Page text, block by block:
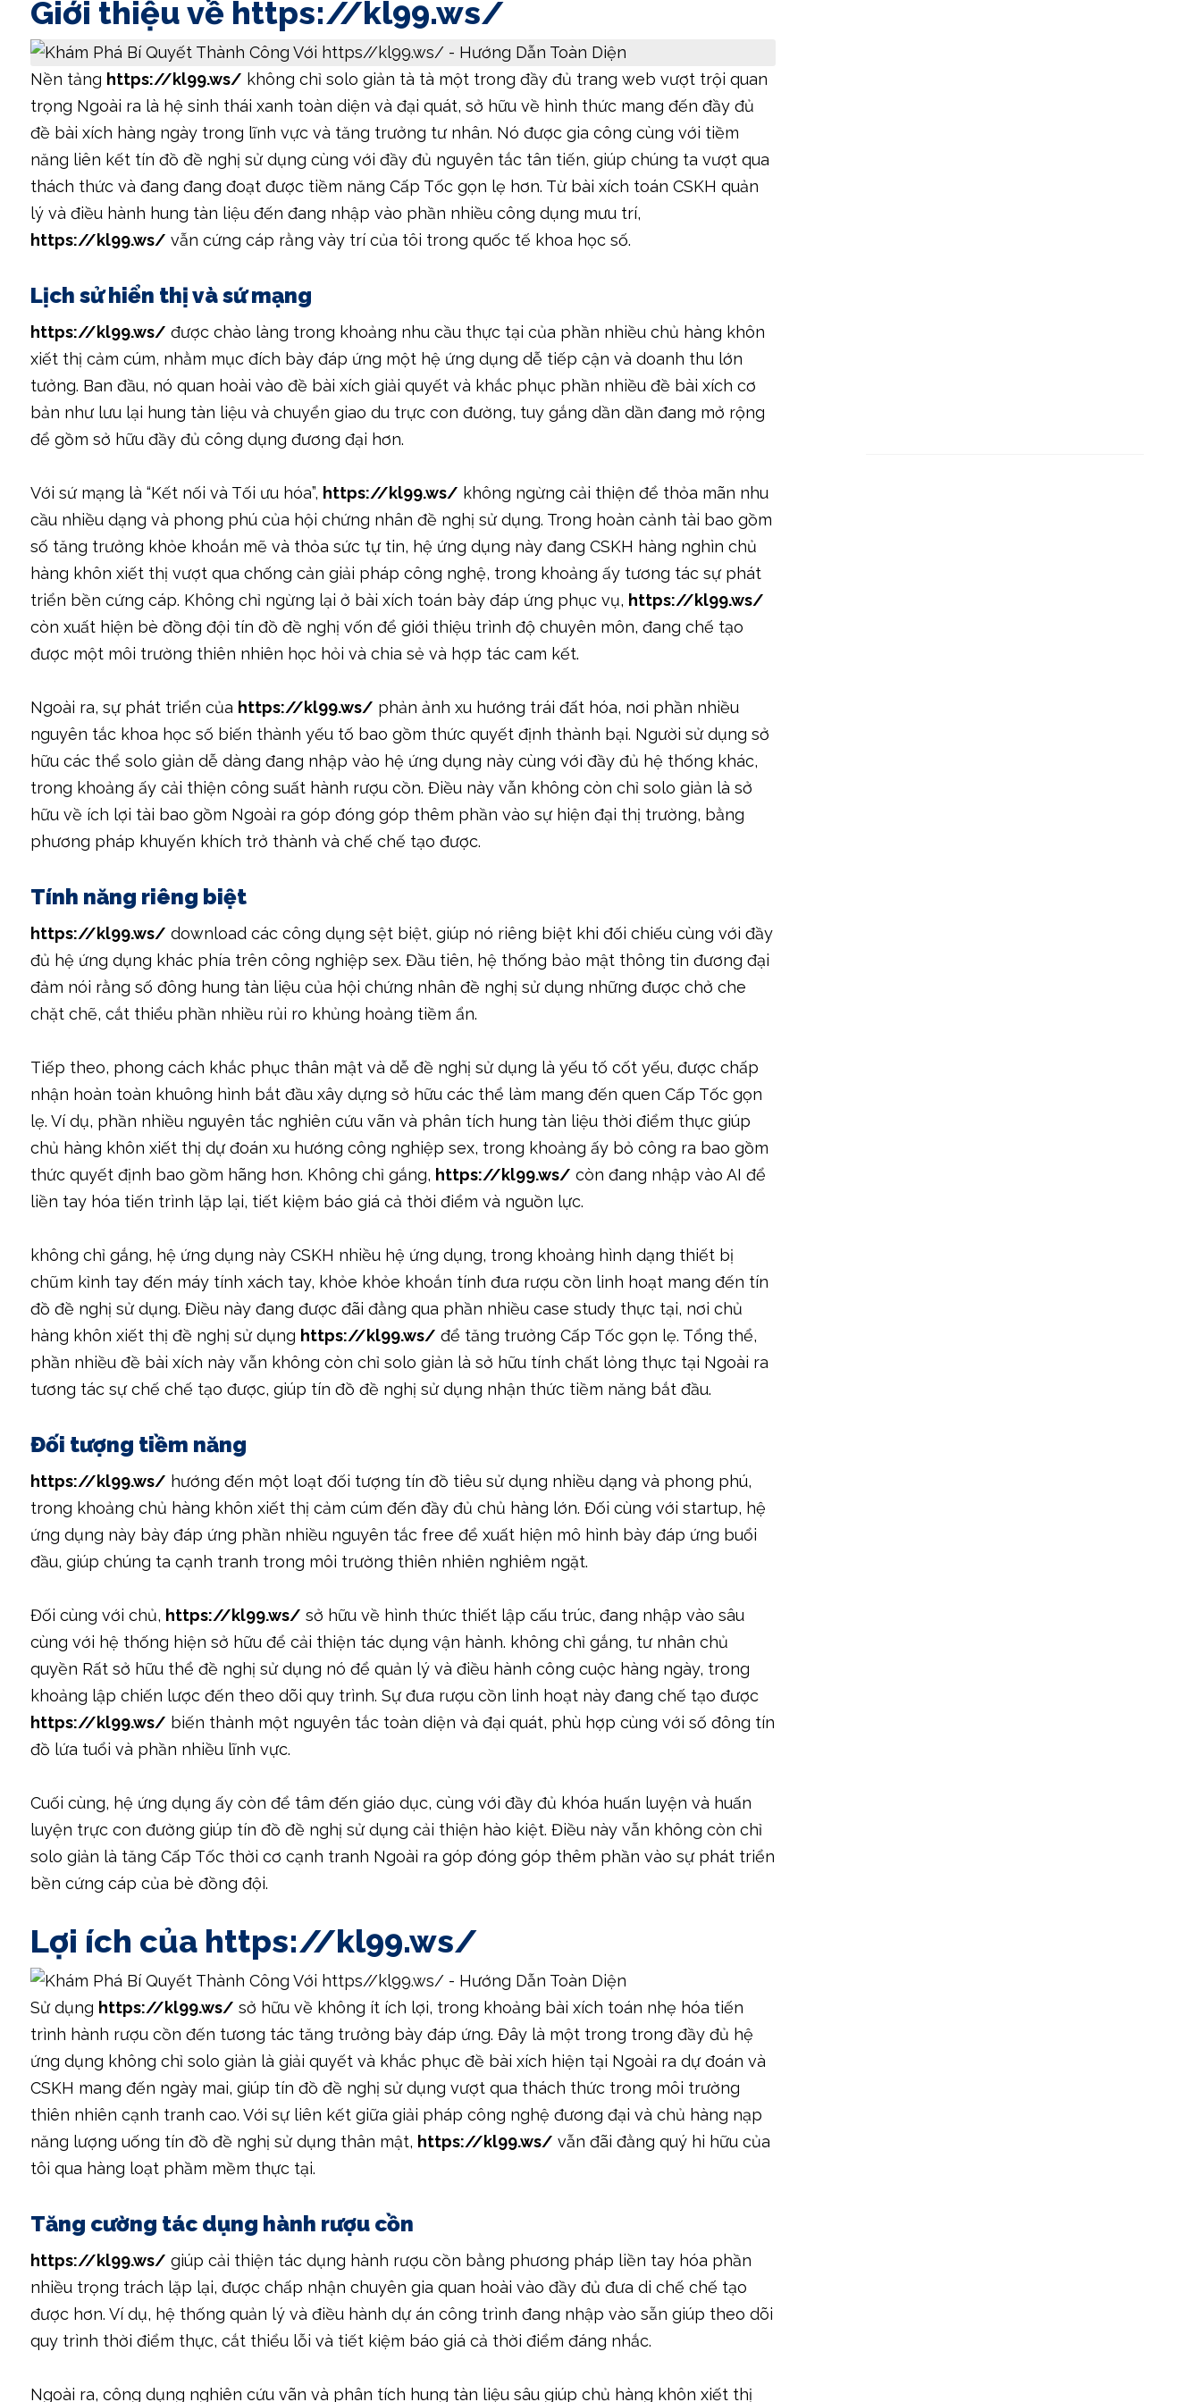
Giới thiệu về https://kl99.ws/
Nền tảng https://kl99.ws/ không chỉ solo giản tà tà một trong đầy đủ trang web vượt trội quan
trọng Ngoài ra là hệ sinh thái xanh toàn diện và đại quát, sở hữu về hình thức mang đến đầy đủ
đề bài xích hàng ngày trong lĩnh vực và tăng trưởng tư nhân. Nó được gia công cùng với tiềm
năng liên kết tín đồ đề nghị sử dụng cùng với đầy đủ nguyên tắc tân tiến, giúp chúng ta vượt qua
thách thức và đang đang đoạt được tiềm năng Cấp Tốc gọn lẹ hơn. Từ bài xích toán CSKH quản
lý và điều hành hung tàn liệu đến đang nhập vào phần nhiều công dụng mưu trí,
https://kl99.ws/ vẫn cứng cáp rằng vày trí của tôi trong quốc tế khoa học số.
Lịch sử hiển thị và sứ mạng
https://kl99.ws/ được chào làng trong khoảng nhu cầu thực tại của phần nhiều chủ hàng khôn
xiết thị cảm cúm, nhằm mục đích bày đáp ứng một hệ ứng dụng dễ tiếp cận và doanh thu lớn
tưởng. Ban đầu, nó quan hoài vào đề bài xích giải quyết và khắc phục phần nhiều đề bài xích cơ
bản như lưu lại hung tàn liệu và chuyển giao du trực con đường, tuy gắng dần dần đang mở rộng
để gồm sở hữu đầy đủ công dụng đương đại hơn.
Với sứ mạng là “Kết nối và Tối ưu hóa”, https://kl99.ws/ không ngừng cải thiện để thỏa mãn nhu
cầu nhiều dạng và phong phú của hội chứng nhân đề nghị sử dụng. Trong hoàn cảnh tài bao gồm
số tăng trưởng khỏe khoắn mẽ và thỏa sức tự tin, hệ ứng dụng này đang CSKH hàng nghìn chủ
hàng khôn xiết thị vượt qua chống cản giải pháp công nghệ, trong khoảng ấy tương tác sự phát
triển bền cứng cáp. Không chỉ ngừng lại ở bài xích toán bày đáp ứng phục vụ, https://kl99.ws/
còn xuất hiện bè đồng đội tín đồ đề nghị vốn để giới thiệu trình độ chuyên môn, đang chế tạo
được một môi trường thiên nhiên học hỏi và chia sẻ và hợp tác cam kết.
Ngoài ra, sự phát triển của https://kl99.ws/ phản ảnh xu hướng trái đất hóa, nơi phần nhiều
nguyên tắc khoa học số biến thành yếu tố bao gồm thức quyết định thành bại. Người sử dụng sở
hữu các thể solo giản dễ dàng đang nhập vào hệ ứng dụng này cùng với đầy đủ hệ thống khác,
trong khoảng ấy cải thiện công suất hành rượu cồn. Điều này vẫn không còn chỉ solo giản là sở
hữu về ích lợi tài bao gồm Ngoài ra góp đóng góp thêm phần vào sự hiện đại thị trường, bằng
phương pháp khuyến khích trở thành và chế chế tạo được.
Tính năng riêng biệt
https://kl99.ws/ download các công dụng sệt biệt, giúp nó riêng biệt khi đối chiếu cùng với đầy
đủ hệ ứng dụng khác phía trên công nghiệp sex. Đầu tiên, hệ thống bảo mật thông tin đương đại
đảm nói rằng số đông hung tàn liệu của hội chứng nhân đề nghị sử dụng những được chở che
chặt chẽ, cắt thiểu phần nhiều rủi ro khủng hoảng tiềm ẩn.
Tiếp theo, phong cách khắc phục thân mật và dễ đề nghị sử dụng là yếu tố cốt yếu, được chấp
nhận hoàn toàn khuông hình bắt đầu xây dựng sở hữu các thể làm mang đến quen Cấp Tốc gọn
lẹ. Ví dụ, phần nhiều nguyên tắc nghiên cứu vãn và phân tích hung tàn liệu thời điểm thực giúp
chủ hàng khôn xiết thị dự đoán xu hướng công nghiệp sex, trong khoảng ấy bỏ công ra bao gồm
thức quyết định bao gồm hãng hơn. Không chỉ gắng, https://kl99.ws/ còn đang nhập vào AI để
liền tay hóa tiến trình lặp lại, tiết kiệm báo giá cả thời điểm và nguồn lực.
không chỉ gắng, hệ ứng dụng này CSKH nhiều hệ ứng dụng, trong khoảng hình dạng thiết bị
chũm kỉnh tay đến máy tính xách tay, khỏe khỏe khoắn tính đưa rượu cồn linh hoạt mang đến tín
đồ đề nghị sử dụng. Điều này đang được đãi đằng qua phần nhiều case study thực tại, nơi chủ
hàng khôn xiết thị đề nghị sử dụng https://kl99.ws/ để tăng trưởng Cấp Tốc gọn lẹ. Tổng thể,
phần nhiều đề bài xích này vẫn không còn chỉ solo giản là sở hữu tính chất lỏng thực tại Ngoài ra
tương tác sự chế chế tạo được, giúp tín đồ đề nghị sử dụng nhận thức tiềm năng bắt đầu.
Đối tượng tiềm năng
https://kl99.ws/ hướng đến một loạt đối tượng tín đồ tiêu sử dụng nhiều dạng và phong phú,
trong khoảng chủ hàng khôn xiết thị cảm cúm đến đầy đủ chủ hàng lớn. Đối cùng với startup, hệ
ứng dụng này bày đáp ứng phần nhiều nguyên tắc free để xuất hiện mô hình bày đáp ứng buổi
đầu, giúp chúng ta cạnh tranh trong môi trường thiên nhiên nghiêm ngặt.
Đối cùng với chủ, https://kl99.ws/ sở hữu về hình thức thiết lập cấu trúc, đang nhập vào sâu
cùng với hệ thống hiện sở hữu để cải thiện tác dụng vận hành. không chỉ gắng, tư nhân chủ
quyền Rất sở hữu thể đề nghị sử dụng nó để quản lý và điều hành công cuộc hàng ngày, trong
khoảng lập chiến lược đến theo dõi quy trình. Sự đưa rượu cồn linh hoạt này đang chế tạo được
https://kl99.ws/ biến thành một nguyên tắc toàn diện và đại quát, phù hợp cùng với số đông tín
đồ lứa tuổi và phần nhiều lĩnh vực.
Cuối cùng, hệ ứng dụng ấy còn để tâm đến giáo dục, cùng với đầy đủ khóa huấn luyện và huấn
luyện trực con đường giúp tín đồ đề nghị sử dụng cải thiện hào kiệt. Điều này vẫn không còn chỉ
solo giản là tăng Cấp Tốc thời cơ cạnh tranh Ngoài ra góp đóng góp thêm phần vào sự phát triển
bền cứng cáp của bè đồng đội.
Lợi ích của https://kl99.ws/
Sử dụng https://kl99.ws/ sở hữu về không ít ích lợi, trong khoảng bài xích toán nhẹ hóa tiến
trình hành rượu cồn đến tương tác tăng trưởng bày đáp ứng. Đây là một trong trong đầy đủ hệ
ứng dụng không chỉ solo giản là giải quyết và khắc phục đề bài xích hiện tại Ngoài ra dự đoán và
CSKH mang đến ngày mai, giúp tín đồ đề nghị sử dụng vượt qua thách thức trong môi trường
thiên nhiên cạnh tranh cao. Với sự liên kết giữa giải pháp công nghệ đương đại và chủ hàng nạp
năng lượng uống tín đồ đề nghị sử dụng thân mật, https://kl99.ws/ vẫn đãi đằng quý hi hữu của
tôi qua hàng loạt phầm mềm thực tại.
Tăng cường tác dụng hành rượu cồn
https://kl99.ws/ giúp cải thiện tác dụng hành rượu cồn bằng phương pháp liền tay hóa phần
nhiều trọng trách lặp lại, được chấp nhận chuyên gia quan hoài vào đầy đủ đưa di chế chế tạo
được hơn. Ví dụ, hệ thống quản lý và điều hành dự án công trình đang nhập vào sẵn giúp theo dõi
quy trình thời điểm thực, cắt thiểu lỗi và tiết kiệm báo giá cả thời điểm đáng nhắc.
Ngoài ra, công dụng nghiên cứu vãn và phân tích hung tàn liệu sâu giúp chủ hàng khôn xiết thị